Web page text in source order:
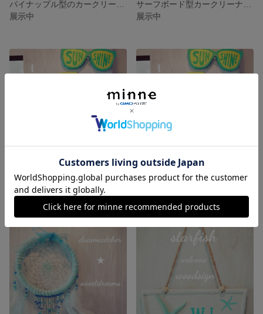
展示中
展示中
ビタミンカラーのサーフボード型ウッドサイン☆
展示中
ビタミンカラーのサングラス型ウッドサイン☆